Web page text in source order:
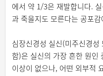
에서 약 1/3은 재발합니다.
과 죽을지도 모른다는 공포
심장신경성 실신(미주신경
함)은 실신의 가장 흔한 원인
이상이 없으나, 어떤 외부적